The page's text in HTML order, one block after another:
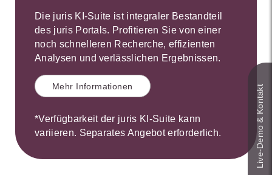
Die juris KI-Suite ist integraler Bestandteil
des juris Portals. Profitieren Sie von einer
noch schnelleren Recherche, effizienten
Analysen und verlässlichen Ergebnissen.
Mehr Informationen
*Verfügbarkeit der juris KI-Suite kann
variieren. Separates Angebot erforderlich.
Live‑Demo & Kontakt